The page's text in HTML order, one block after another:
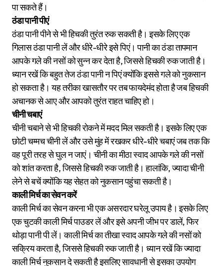
पा सकते हैं।
ठंडा पानी पीएं
ठंडा पानी पीने से भी हिचकी तुरंत रुक सकती है। इसके लिए एक
गिलास ठंडा पानी लें और धीरे-धीरे इसे पिएं। पानी का ठंडा तापमान
आपके गले की नसों को सुन्न कर देता है, जिससे हिचकी रुक जाती है।
ध्यान रखें कि बहुत तेज ठंडा पानी न पिएं क्योंकि इससे गले को नुकसान
हो सकता है। यह तरीका खासतौर पर तब फायदेमंद होता है जब हिचकी
अचानक से आए और आपको तुरंत राहत चाहिए हो।
चीनी चबाएं
चीनी चबाने से भी हिचकी रोकने में मदद मिल सकती है। इसके लिए एक
छोटी चम्मच चीनी लें और उसे मुंह में रखकर धीरे-धीरे चबाएं जब तक कि
वह पूरी तरह से घुल न जाएं। चीनी का मीठा स्वाद आपके गले की नसों
को शांत करता है, जिससे हिचकी रुक जाती है। हालांकि, ज्यादा चीनी
लेने से बचें क्योंकि यह सेहत को नुकसान पहुंचा सकती है।
काली मिर्च का सेवन करें
काली मिर्च का सेवन करना भी एक असरदार घरेलू उपाय है। इसके लिए
एक चुटकी काली मिर्च पाउडर लें और इसे अपनी जीभ पर डालें, फिर
थोड़ा पानी पी लें। काली मिर्च का तीखा स्वाद आपके गले की नसों को
सक्रिय करता है, जिससे हिचकी रुक जाती है। ध्यान रखें कि ज्यादा
काली मिर्च नुकसान दे सकती है इसलिए सावधानी से इसका उपयोग